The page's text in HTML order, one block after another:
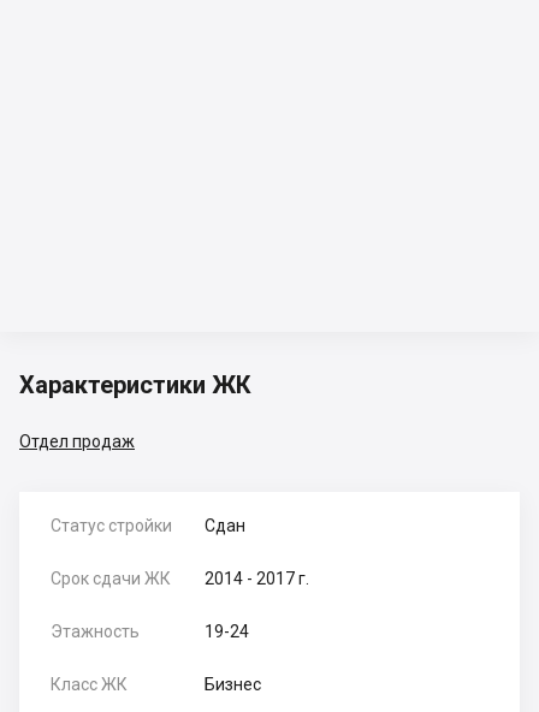
Характеристики ЖК
Отдел продаж
Статус стройки Сдан
Срок сдачи ЖК 2014 - 2017 г.
Этажность 19-24
Класс ЖК Бизнес